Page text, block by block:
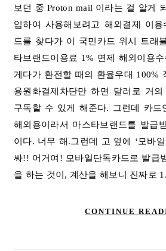
보던 중 Proton mail 이라는 걸 알게
입하여 사용해보려고 해외결제 이
드를 찾다가 이 국민카드 위시 트래
타브랜드이용료 1% 면제 해외이용
게다가 환전할 때의 환율우대 100%
용원화결제차단만 하면 달러로 거의
구독할 수 있게 해준다. 그런데 카드
해외용이라서 마스타브랜드를 발급
이다. 너무 해.그런데 고 옆에 ‘모바
싸!! 어거여! 모바일단독카드로 발급
을 하는 것이, 계산을 해보니 진짜로
CONTINUE